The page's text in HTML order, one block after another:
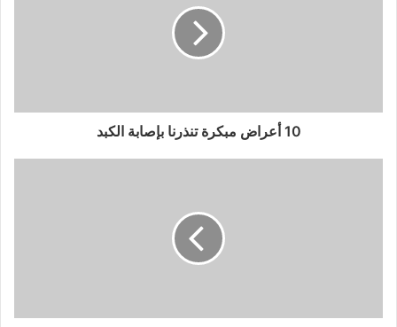
10 أعراض مبكرة تنذرنا بإصابة الكبد